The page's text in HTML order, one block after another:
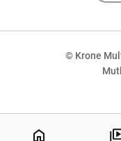
© Krone
home
NaN%